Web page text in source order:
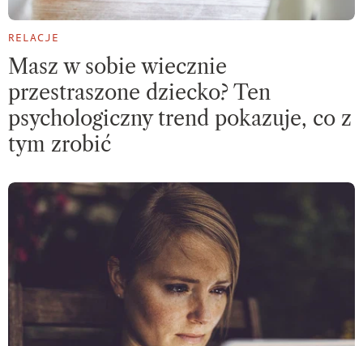
RELACJE
Masz w sobie wiecznie
przestraszone dziecko? Ten
psychologiczny trend pokazuje, co z
tym zrobić